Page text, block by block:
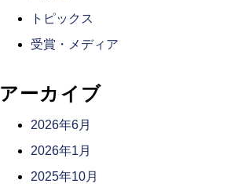
トピックス
受賞・メディア
アーカイブ
2026年6月
2026年1月
2025年10月